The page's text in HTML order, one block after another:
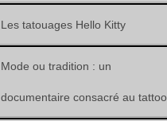
Les tatouages Hello Kitty
Mode ou tradition : un
documentaire consacré au tattoo